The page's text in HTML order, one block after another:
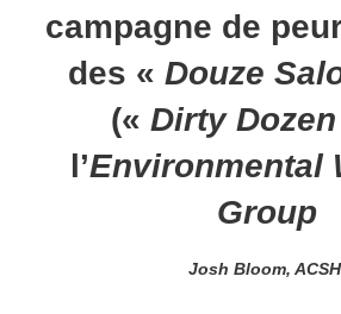
campagne de
des « Douze
(« Dirty Dozen
l’Environmental
Group
Josh Bloom,